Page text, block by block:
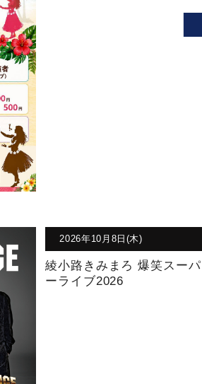
2026年10月8日(木)
綾小路きみまろ 爆笑スーパ
ーライブ2026